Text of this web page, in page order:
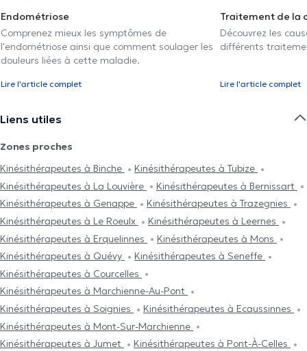
Endométriose
Comprenez mieux les symptômes de
l'endométriose ainsi que comment soulager les
douleurs liées à cette maladie.
Lire l'article complet
Traitement de la
Découvrez les
différents
Lire l'article complet
Liens utiles
Zones proches
Kinésithérapeutes à Binche
Kinésithérapeutes à Tubize
Kinésithérapeutes à La Louvière
Kinésithérapeutes à Bernissart
Kinésithérapeutes à Genappe
Kinésithérapeutes à Trazegnies
Kinésithérapeutes à Le Roeulx
Kinésithérapeutes à Leernes
Kinésithérapeutes à Erquelinnes
Kinésithérapeutes à Mons
Kinésithérapeutes à Quévy
Kinésithérapeutes à Seneffe
Kinésithérapeutes à Courcelles
Kinésithérapeutes à Marchienne-Au-Pont
Kinésithérapeutes à Soignies
Kinésithérapeutes à Ecaussinnes
Kinésithérapeutes à Mont-Sur-Marchienne
Kinésithérapeutes à Jumet
Kinésithérapeutes à Pont-À-Celles